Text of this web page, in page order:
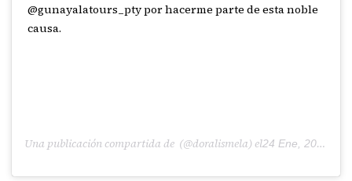
@gunayalatours_pty por hacerme parte de esta noble
causa.
Una publicación compartida de (@doralismela) el24 Ene, 2020 a las 2:43 PST